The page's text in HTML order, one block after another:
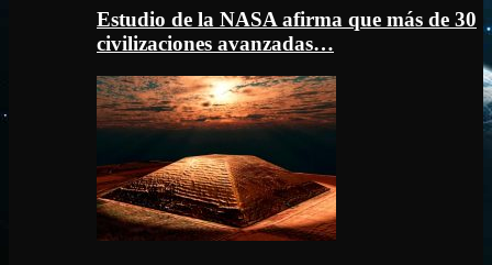
Estudio de la NASA afirma que más de 30
civilizaciones avanzadas…